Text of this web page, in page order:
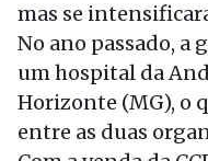
mas se
No ano passado, a
um hospital da
Horizonte (MG), o
entre as duas